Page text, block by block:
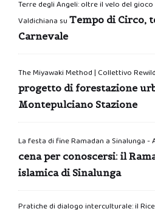
Terre degli Angeli: oltre il velo del
Valdichiana su Tempo di Circo,
Carnevale
The Miyawaki Method | Collettivo
progetto di forestazione
Montepulciano Stazione
La festa di fine Ramadan a Sinalunga -
cena per conoscersi: il
islamica di Sinalunga
Pratiche di dialogo interculturale: il